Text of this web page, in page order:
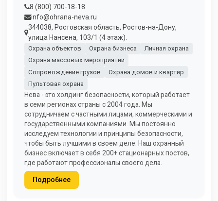
8 (800) 700-18-18
info@ohrana-neva.ru
344038, Ростовская область, Ростов-на-Дону,
улица Нансена, 103/1 (4 этаж).
Охрана объектов Охрана бизнеса
Личная охрана
Охрана массовых мероприятий
Сопровождение грузов
Охрана домов и квартир
Пультовая охрана
Нева - это холдинг безопасности, который работает
в семи регионах страны с 2004 года. Мы
сотрудничаем с частными лицами, коммерческими и
государственными компаниями. Мы постоянно
исследуем технологии и принципы безопасности,
чтобы быть лучшими в своем деле. Наш охранный
бизнес включает в себя 200+ стационарных постов,
где работают профессионалы своего дела.
Подробнее